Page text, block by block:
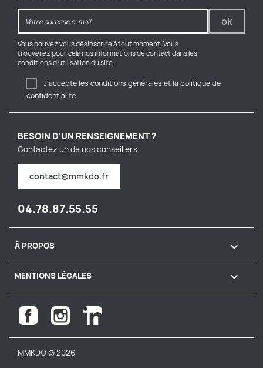
Vous pouvez vous désinscrire à tout moment. Vous
trouverez pour cela nos informations de contact dans les
conditions d'utilisation du site.
J'accepte les conditions générales et la politique de
confidentialité
BESOIN D'UN RENSEIGNEMENT ?
Contactez un de nos conseillers
contact@mmkdo.fr
04.78.87.55.55
À PROPOS 
MENTIONS LÉGALES 
FacebookInstagramLinkedIn
MMKDO © 2026